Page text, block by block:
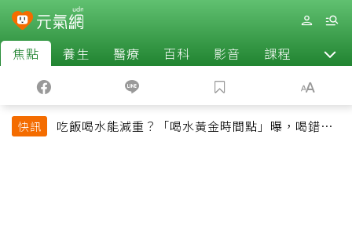
焦點 養生 醫療 百科 影音 課程 退休
快訊
吃飯喝水能減重？「喝水黃金時間點」曝，喝錯時